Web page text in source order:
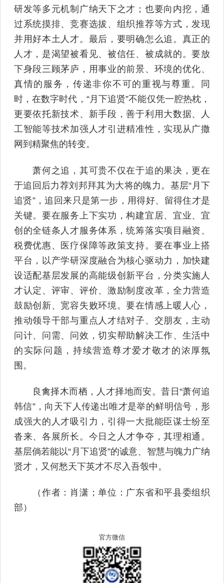
研发等多元机制广纳天下之才；也要向内挖，通
过系统摸排、竞赛选拔、组织推荐等方式，发现
并用好本土人才。最后，要明确怎么追。真正的
人才，是渴望被看见、被信任、被成就的。要放
下身段三顾茅庐，用事业的前景、环境的优化、
真情的服务，传递非你不可的重视与尊重。同
时，在数字时代，“月下追贤”不能仅凭一腔热枕，
更要依托新技术、新手段，善于利用大数据、人
工智能等技术加强人才引进精准性，实现从广撒
网到精聚焦的转变。
萧何之追，其可贵不仅在于追的果决，更在
于追回后力荐刘邦拜其为大将的魄力。基层“月下
追贤”，追回来只是第一步，用得好、留得住才是
关键。要在服务上下实功，构建宜居、宜业、宜
创的全链条人才服务体系，统筹落实项目融资、
税费优惠、医疗保障等政策支持。要在事业上搭
平台，以产学研深度融合为核心驱动力，加快建
设适配基层发展的高能级创新平台，分类实施人
才认定、评审、评价、激励制度改革，全力营造
鼓励创新、宽容失败环境。要在情感上暖人心，
推动领导干部与重点人才结对子、交朋友，主动
问计、问需、问效，切实帮助解决工作、生活中
的实际问题，持续营造尊才爱才敬才的浓厚氛
围。
良禽择木而栖，人才择地而安。昔日“萧何追
韩信”，向天下人传递出唯才是举的鲜明信号，形
成强大的人才吸引力，引得一大批能臣谋士纷至
沓来、各展所长。今日之人才争夺，其理相通。
基层倘若能以“月下追贤”的诚意、智慧与魄力广纳
贤才，又何愁天下英才不尽入吾彀中。
（作者：肖潇；单位：广东省和平县委组织
部）
官方微信